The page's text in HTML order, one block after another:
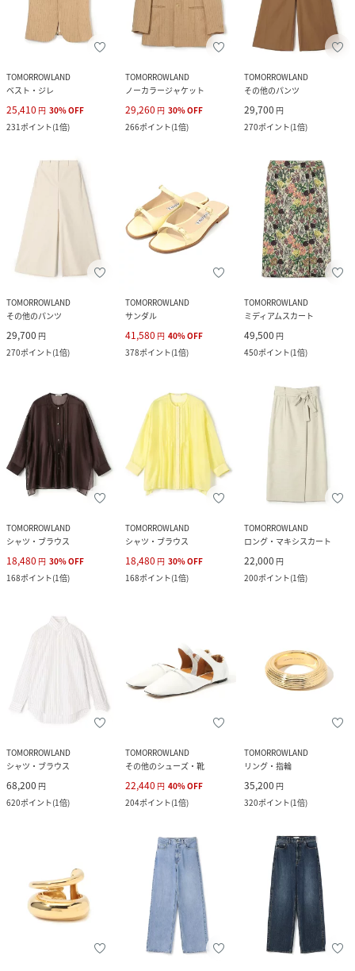
TOMORROWLAND
ベスト・ジレ
25,410 円 30%OFF
231ポイント(1倍)
TOMORROWLAND
ノーカラージャケット
29,260 円 30%OFF
266ポイント(1倍)
TOMORROWLAND
その他のパンツ
29,700 円
270ポイント(1倍)
TOMORROWLAND
その他のパンツ
29,700 円
270ポイント(1倍)
TOMORROWLAND
サンダル
41,580 円 40%OFF
378ポイント(1倍)
TOMORROWLAND
ミディアムスカート
49,500 円
450ポイント(1倍)
TOMORROWLAND
シャツ・ブラウス
18,480 円 30%OFF
168ポイント(1倍)
TOMORROWLAND
シャツ・ブラウス
18,480 円 30%OFF
168ポイント(1倍)
TOMORROWLAND
ロング・マキシスカート
22,000 円
200ポイント(1倍)
TOMORROWLAND
シャツ・ブラウス
68,200 円
620ポイント(1倍)
TOMORROWLAND
その他のシューズ・靴
22,440 円 40%OFF
204ポイント(1倍)
TOMORROWLAND
リング・指輪
35,200 円
320ポイント(1倍)